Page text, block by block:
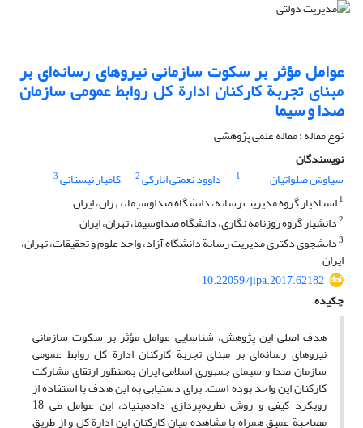
عوامل مؤثر بر سکوت سازمانی نیروهای رسانه‌ای بر
مبنای تجربة کارکنان ادارة کل روابط عمومی سازمان
صدا و سیما
نوع مقاله : مقاله علمی پژوهشی
نویسندگان
سیاوش صلواتیان
1 داوود نعمتی انارکی2 کامیار نیستانی3
1استادیار گروه مدیریت رسانه، دانشگاه صداوسیما، تهران، ایران
2دانشیار گروه روزنامه نگاری، دانشگاه صداوسیما، تهران، ایران
3دانشجوی دکتری مدیریت رسانة دانشگاه آزاد، واحد علوم و تحقیقات، تهران،
ایران
10.22059/jipa.2017.62182
چکیده
هدف اصلی این پژوهش، شناسایی عوامل مؤثر بر سکوت سازمانی
نیروهای رسانه‌ای بر مبنای تجربة کارکنان ادارة کل روابط عمومی
سازمان صدا و سیمای جمهوری اسلامی ایران به‌منظور ارتقای مشارکت
کارکنان این واحد بوده است. برای دستیابی به این هدف با استفاده از
رویکرد کیفی و روش نظریه‌پردازی داده‎بنیاد، این عوامل طی 18
مصاحبة عمیق همراه با مشاهده میان کارکنان این ادارة کل و از طریق